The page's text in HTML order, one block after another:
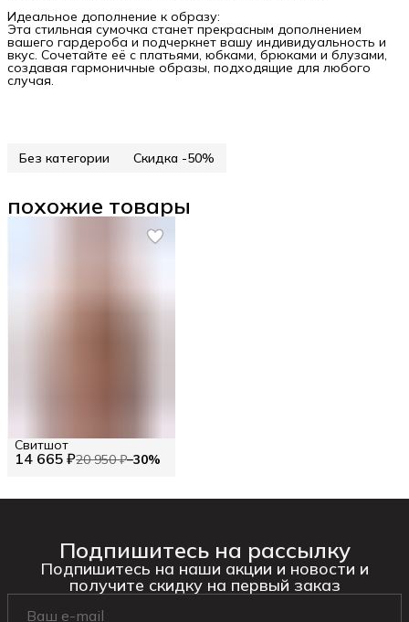
Идеальное дополнение к образу:
Эта стильная сумочка станет прекрасным дополнением
вашего гардероба и подчеркнет вашу индивидуальность и
вкус. Сочетайте её с платьями, юбками, брюками и блузами,
создавая гармоничные образы, подходящие для любого
случая.
Без категории Скидка -50%
похожие товары
14 665 ₽20 950 ₽−30%
Свитшот
Подпишитесь на рассылку
Подпишитесь на наши акции и новости и
получите скидку на первый заказ